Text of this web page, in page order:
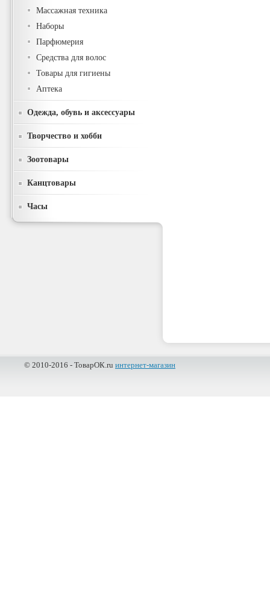
Массажная техника
Наборы
Парфюмерия
Средства для волос
Товары для гигиены
Аптека
Одежда, обувь и аксессуары
Творчество и хобби
Зоотовары
Канцтовары
Часы
© 2010-2016 - ТоварОК.ru интернет-магазин